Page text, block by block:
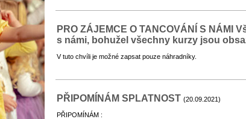
PRO ZÁJEMCE O TANCOVÁNÍ S NÁMI
s námi, bohužel všechny kurzy jsou
V tuto chvíli je možné zapsat pouze náhradníky.
PŘIPOMÍNÁM SPLATNOST (20.09.2021)
PŘIPOMÍNÁM :